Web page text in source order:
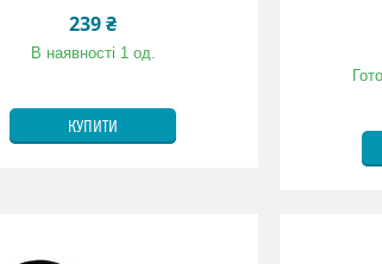
239 ₴
В наявності 1 од.
КУПИТИ